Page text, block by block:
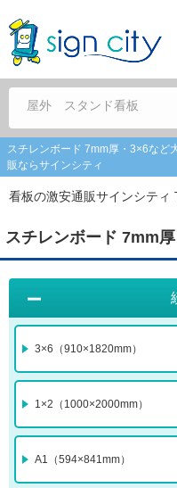
屋外 スタンド看板
スチレンボード 7mm厚・3×6など
販ならサインシティ
看板の激安通販サインシティ
スチレンボード 7mm厚
3×6（910×1820mm）
1×2（1000×2000mm）
A1（594×841mm）